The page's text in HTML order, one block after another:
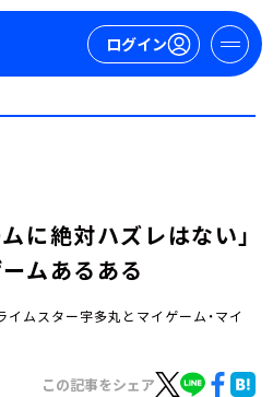
ログイン
に絶対ハズレはない」
ムあるある
ムスター宇多丸とマイゲーム・マイ
この記事をシェア